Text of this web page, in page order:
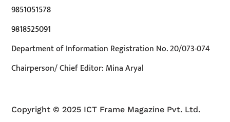
9851051578
9818525091
Department of Information Registration No. 20/073-074
Chairperson/ Chief Editor: Mina Aryal
Copyright © 2025 ICT Frame Magazine Pvt. Ltd.